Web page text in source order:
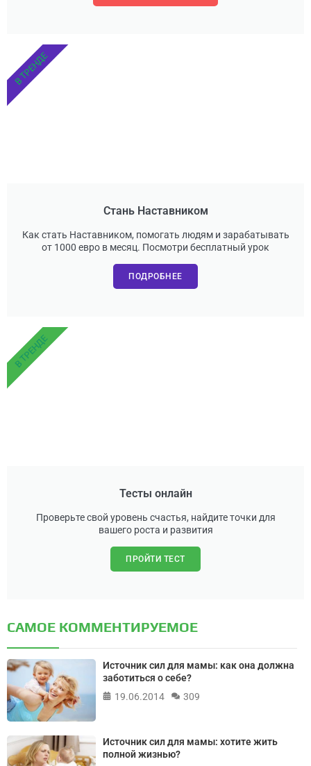
Стань Наставником
Как стать Наставником, помогать людям и зарабатывать
от 1000 евро в месяц. Посмотри бесплатный урок
ПОДРОБНЕЕ
В ТРЕНДЕ
Тесты онлайн
Проверьте свой уровень счастья, найдите точки для
вашего роста и развития
ПРОЙТИ ТЕСТ
В ТРЕНДЕ
САМОЕ КОММЕНТИРУЕМОЕ
Источник сил для мамы: как она должна
заботиться о себе?
19.06.2014
309
Источник сил для мамы: хотите жить
полной жизнью?